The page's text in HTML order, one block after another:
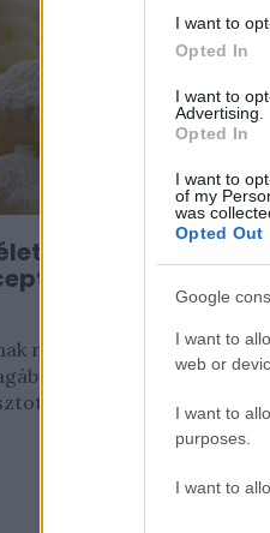
I want to
Opted In
I want to
Advertising.
Opted In
I want to
of my
was
Opted Out
Google
I want to
web or
I want to
purposes.
I want to
gnocchi -
alapján
nincsen párja a
is isteni, de ha
vajba...